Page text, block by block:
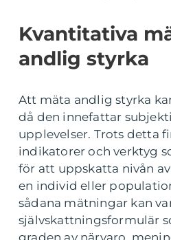
Kvantitativa
andlig styrka
Att mäta andlig styrka
då den innefattar
upplevelser. Trots detta
indikatorer och verktyg
för att uppskatta nivån
en individ eller
sådana mätningar kan
självskattningsformulär